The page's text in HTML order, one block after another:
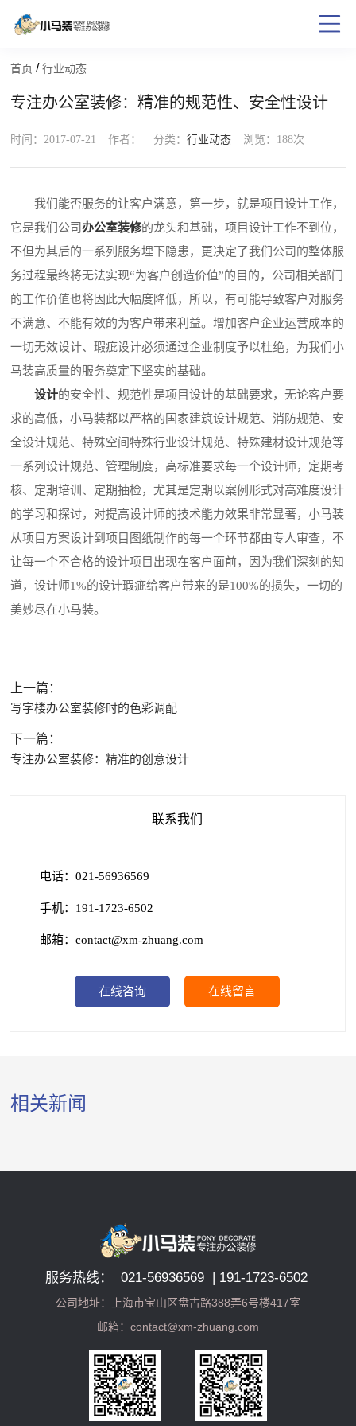
首页 /行业动态
专注办公室装修：精准的规范性、安全性设计
时间：2017-07-21 作者： 分类：行业动态 浏览： 188次
我们能否服务的让客户满意，第一步，就是项目设计工作，
它是我们公司办公室装修的龙头和基础，项目设计工作不到位，
不但为其后的一系列服务埋下隐患，更决定了我们公司的整体服
务过程最终将无法实现“为客户创造价值”的目的，公司相关部门
的工作价值也将因此大幅度降低，所以，有可能导致客户对服务
不满意、不能有效的为客户带来利益。增加客户企业运营成本的
一切无效设计、瑕疵设计必须通过企业制度予以杜绝，为我们小
马装高质量的服务奠定下坚实的基础。
设计的安全性、规范性是项目设计的基础要求，无论客户要
求的高低，小马装都以严格的国家建筑设计规范、消防规范、安
全设计规范、特殊空间特殊行业设计规范、特殊建材设计规范等
一系列设计规范、管理制度，高标准要求每一个设计师，定期考
核、定期培训、定期抽检，尤其是定期以案例形式对高难度设计
的学习和探讨，对提高设计师的技术能力效果非常显著，小马装
从项目方案设计到项目图纸制作的每一个环节都由专人审查，不
让每一个不合格的设计项目出现在客户面前，因为我们深刻的知
道，设计师1%的设计瑕疵给客户带来的是100%的损失，一切的
美妙尽在小马装。
上一篇：
写字楼办公室装修时的色彩调配
下一篇：
专注办公室装修：精准的创意设计
联系我们
电话：021-56936569
手机：191-1723-6502
邮箱：contact@xm-zhuang.com
在线咨询 在线留言
相关新闻
服务热线： 021-56936569 | 191-1723-6502
公司地址：上海市宝山区盘古路388弄6号楼417室
邮箱：contact@xm-zhuang.com